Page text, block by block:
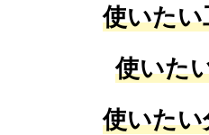
使いた
使いた
使いた